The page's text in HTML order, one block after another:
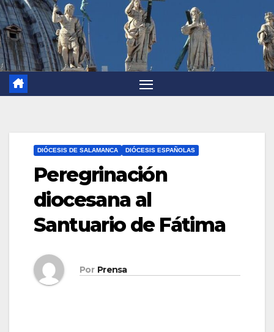
DIÓCESIS DE SALAMANCA DIÓCESIS ESPAÑOLAS
Peregrinación
diocesana al
Santuario de Fátima
Por Prensa